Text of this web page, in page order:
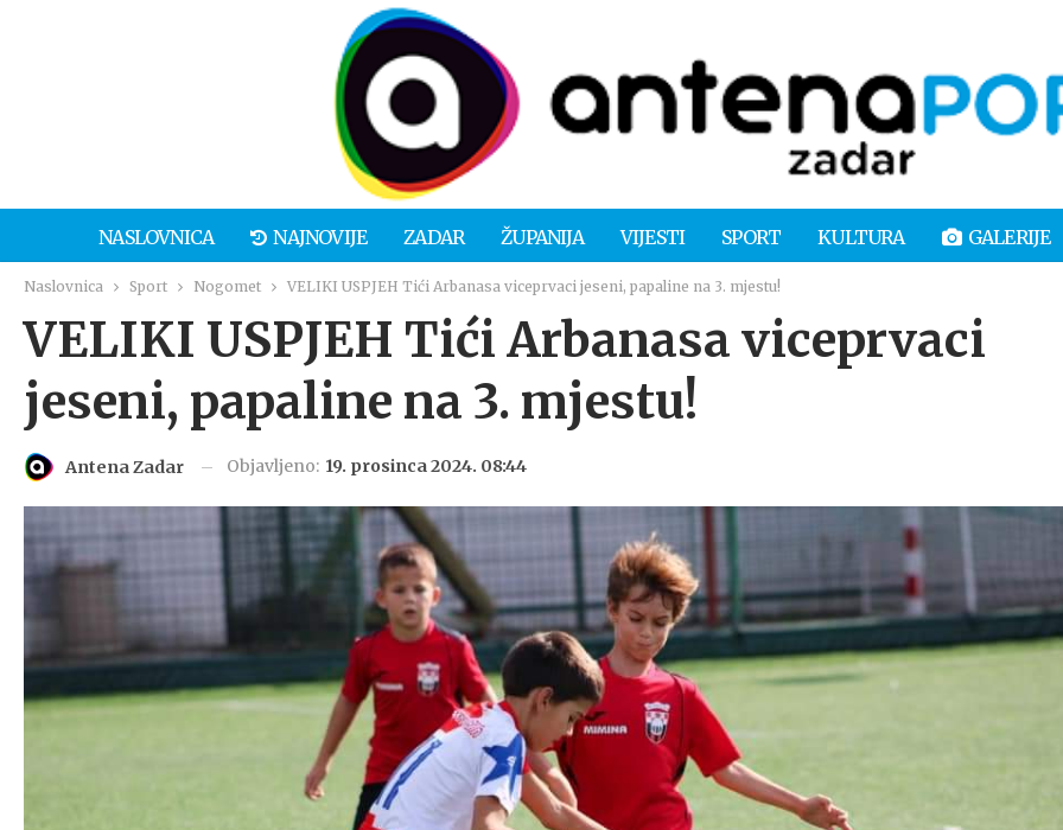
NASLOVNICA NAJNOVIJE ZADAR ŽUPANIJA VIJESTI SPORT KULTURA GALERIJE
Naslovnica Sport Nogomet VELIKI USPJEH Tići Arbanasa viceprvaci jeseni, papaline na 3. mjestu!
VELIKI USPJEH Tići Arbanasa viceprvaci
jeseni, papaline na 3. mjestu!
Antena Zadar Objavljeno: 19. prosinca 2024. 08:44